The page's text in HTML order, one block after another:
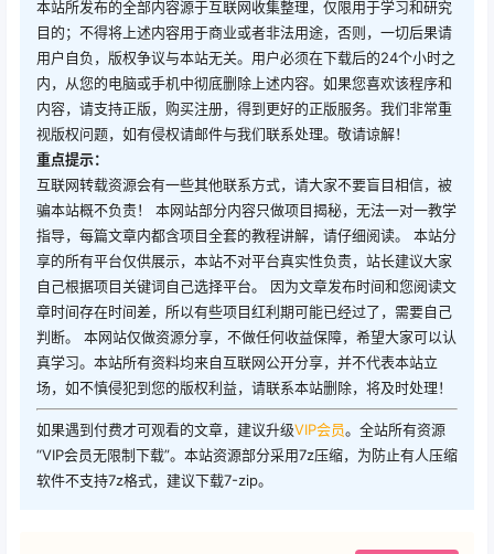
本站所发布的全部内容源于互联网收集整理，仅限用于学习和研究
目的；不得将上述内容用于商业或者非法用途，否则，一切后果请
用户自负，版权争议与本站无关。用户必须在下载后的24个小时之
内，从您的电脑或手机中彻底删除上述内容。如果您喜欢该程序和
内容，请支持正版，购买注册，得到更好的正版服务。我们非常重
视版权问题，如有侵权请邮件与我们联系处理。敬请谅解！
重点提示：
互联网转载资源会有一些其他联系方式，请大家不要盲目相信，被
骗本站概不负责！ 本网站部分内容只做项目揭秘，无法一对一教学
指导，每篇文章内都含项目全套的教程讲解，请仔细阅读。 本站分
享的所有平台仅供展示，本站不对平台真实性负责，站长建议大家
自己根据项目关键词自己选择平台。 因为文章发布时间和您阅读文
章时间存在时间差，所以有些项目红利期可能已经过了，需要自己
判断。 本网站仅做资源分享，不做任何收益保障，希望大家可以认
真学习。本站所有资料均来自互联网公开分享，并不代表本站立
场，如不慎侵犯到您的版权利益，请联系本站删除，将及时处理！
如果遇到付费才可观看的文章，建议升级VIP会员。全站所有资源
“VIP会员无限制下载”。本站资源部分采用7z压缩，为防止有人压缩
软件不支持7z格式，建议下载7-zip。